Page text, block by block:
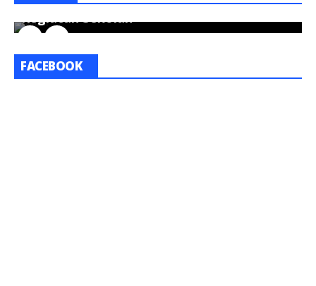
Kegiatan Sekolah
FACEBOOK